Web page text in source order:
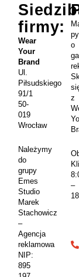
o
z
–
firmy:
Wear
Your
Brand
Ul.
Piłsudskiego
91/1
50-
019
Wrocław
Należymy
do
grupy
Emes
Studio
Marek
Stachowicz
–
Agencja
reklamowa
NIP:
895